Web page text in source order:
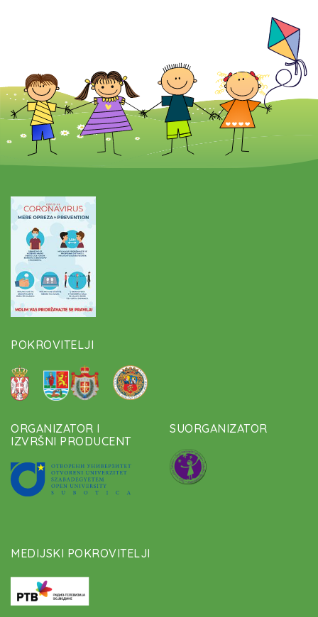
POKROVITELJI
ORGANIZATOR I
IZVRŠNI PRODUCENT
SUORGANIZATOR
MEDIJSKI POKROVITELJI